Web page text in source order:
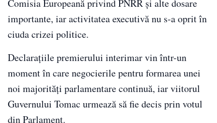
Comisia Europeană privind PNRR și alte dosare
importante, iar activitatea executivă nu s-a oprit în
ciuda crizei politice.
Declarațiile premierului interimar vin într-un
moment în care negocierile pentru formarea unei
noi majorități parlamentare continuă, iar viitorul
Guvernului Tomac urmează să fie decis prin votul
din Parlament.